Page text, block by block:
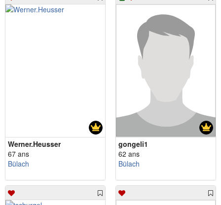
Werner.Heusser
67 ans
Bülach
gongeli1
62 ans
Bülach